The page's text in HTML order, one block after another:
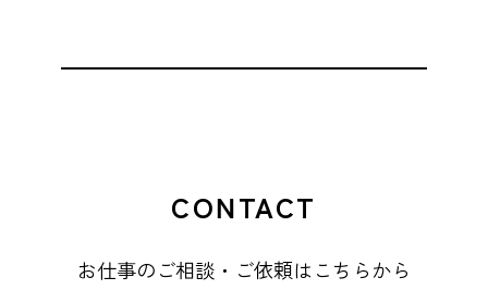
CONTACT
お仕事のご相談・ご依頼はこちらから